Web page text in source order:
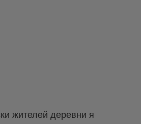
жителей деревни я